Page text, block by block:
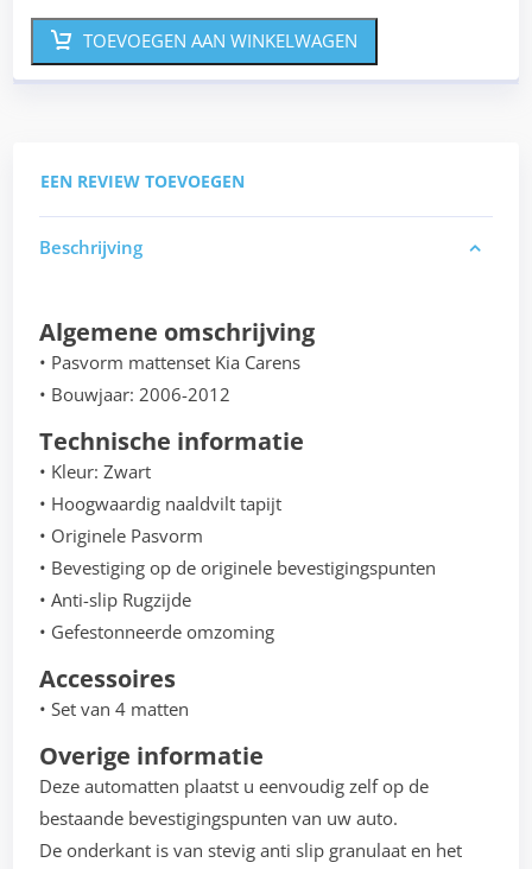
TOEVOEGEN AAN WINKELWAGEN
EEN REVIEW TOEVOEGEN
Beschrijving
Algemene omschrijving
• Pasvorm mattenset Kia Carens
• Bouwjaar: 2006-2012
Technische informatie
• Kleur: Zwart
• Hoogwaardig naaldvilt tapijt
• Originele Pasvorm
• Bevestiging op de originele bevestigingspunten
• Anti-slip Rugzijde
• Gefestonneerde omzoming
Accessoires
• Set van 4 matten
Overige informatie
Deze automatten plaatst u eenvoudig zelf op de
bestaande bevestigingspunten van uw auto.
De onderkant is van stevig anti slip granulaat en het